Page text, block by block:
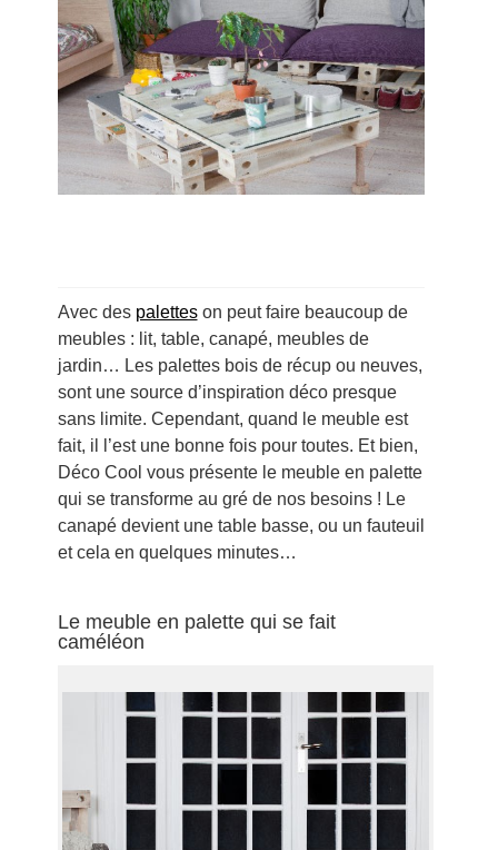
Avec des paletteson peut faire beaucoup de
meubles : lit, table, canapé, meubles de
jardin… Les palettes bois de récup ou neuves,
sont une source d’inspiration déco presque
sans limite. Cependant, quand le meuble est
fait, il l’est une bonne fois pour toutes. Et bien,
Déco Cool vous présente le meuble en palette
qui se transforme au gré de nos besoins ! Le
canapé devient une table basse, ou un fauteuil
et cela en quelques minutes…
Le meuble en palette qui se fait
caméléon